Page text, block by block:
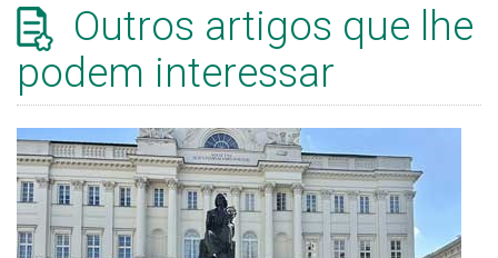
Outros artigos que lhe
podem interessar